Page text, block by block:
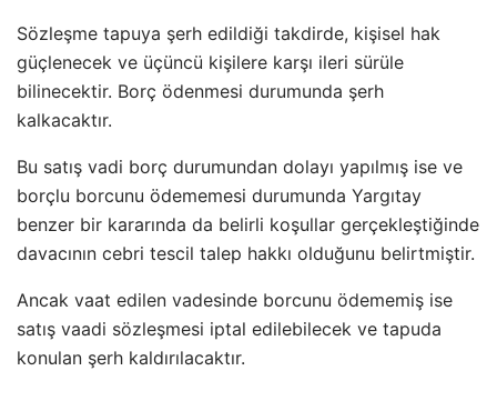
Sözleşme tapuya şerh edildiği takdirde, kişisel hak
güçlenecek ve üçüncü kişilere karşı ileri sürüle
bilinecektir. Borç ödenmesi durumunda şerh
kalkacaktır.
Bu satış vadi borç durumundan dolayı yapılmış ise ve
borçlu borcunu ödememesi durumunda Yargıtay
benzer bir kararında da belirli koşullar gerçekleştiğinde
davacının cebri tescil talep hakkı olduğunu belirtmiştir.
Ancak vaat edilen vadesinde borcunu ödememiş ise
satış vaadi sözleşmesi iptal edilebilecek ve tapuda
konulan şerh kaldırılacaktır.